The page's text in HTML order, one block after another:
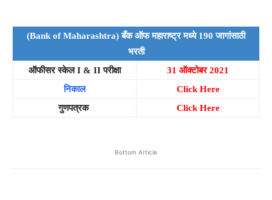
(Bank of Maharashtra) बँक ऑफ महाराष्ट्र मध्ये 190 जागांसाठी
भरती
ऑफीसर स्केल I & II परीक्षा
31 ऑक्टोबर 2021
निकाल
Click Here
गुणपत्रक
Click Here
Bottom Article